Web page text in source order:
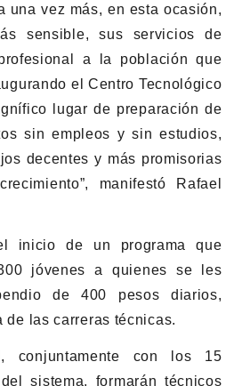
una vez más, en esta ocasión,
sensible, sus servicios de
a la población que
el Centro Tecnológico
lugar de preparación de
sin empleos y sin estudios,
decentes y más promisorias
manifestó Rafael
inicio de un programa que
jóvenes a quienes se les
de 400 pesos diarios,
de las carreras técnicas.
conjuntamente con los 15
sistema, formarán técnicos